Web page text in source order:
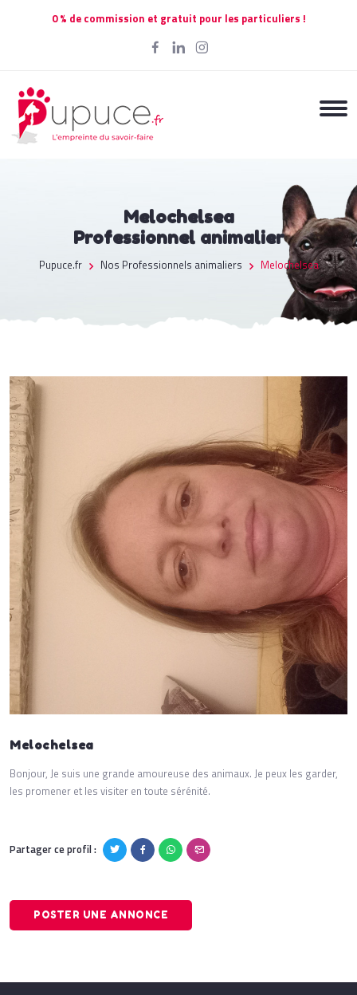
0 % de commission et gratuit pour les particuliers !
Melochelsea
Professionnel animalier
Pupuce.fr Nos Professionnels animaliers Melochelsea
Melochelsea
Bonjour, Je suis une grande amoureuse des animaux. Je peux les garder,
les promener et les visiter en toute sérénité.
Partager ce profil :
POSTER UNE ANNONCE